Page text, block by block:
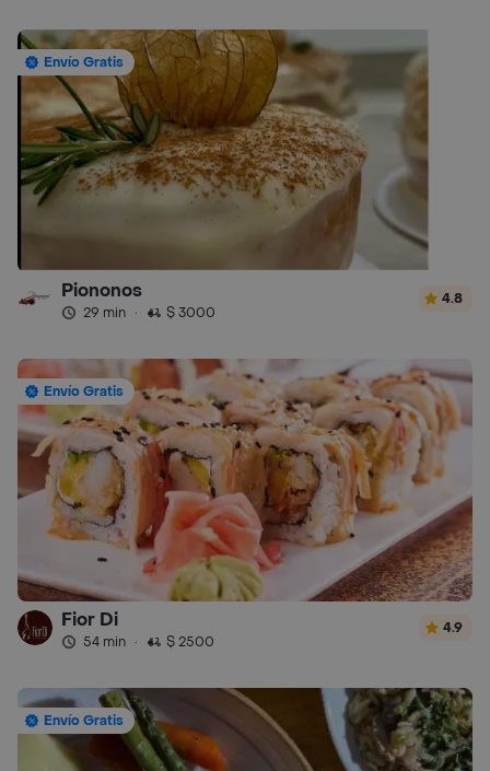
Envío Gratis
Piononos
29 min · $ 3000
4.8
Envío Gratis
Fior Di
54 min · $ 2500
4.9
Envío Gratis